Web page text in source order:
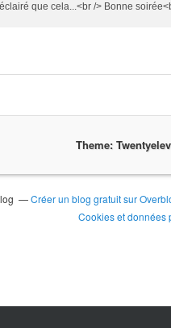
que cela...<br /> Bonne
Theme:
Créer un blog gratuit sur
Cookies et données